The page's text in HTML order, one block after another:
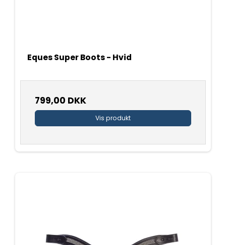
Eques Super Boots - Hvid
799,00 DKK
Vis produkt